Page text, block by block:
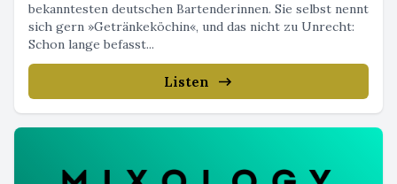
bekanntesten deutschen Bartenderinnen. Sie selbst nennt
sich gern »Getränkeköchin«, und das nicht zu Unrecht:
Schon lange befasst...
Listen